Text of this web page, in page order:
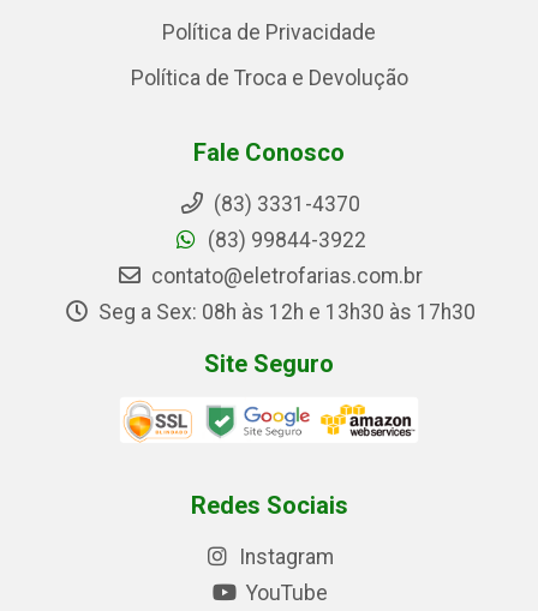
Política de Privacidade
Política de Troca e Devolução
Fale Conosco
(83) 3331-4370
(83) 99844-3922
contato@eletrofarias.com.br
Seg a Sex: 08h às 12h e 13h30 às 17h30
Site Seguro
Redes Sociais
Instagram
YouTube